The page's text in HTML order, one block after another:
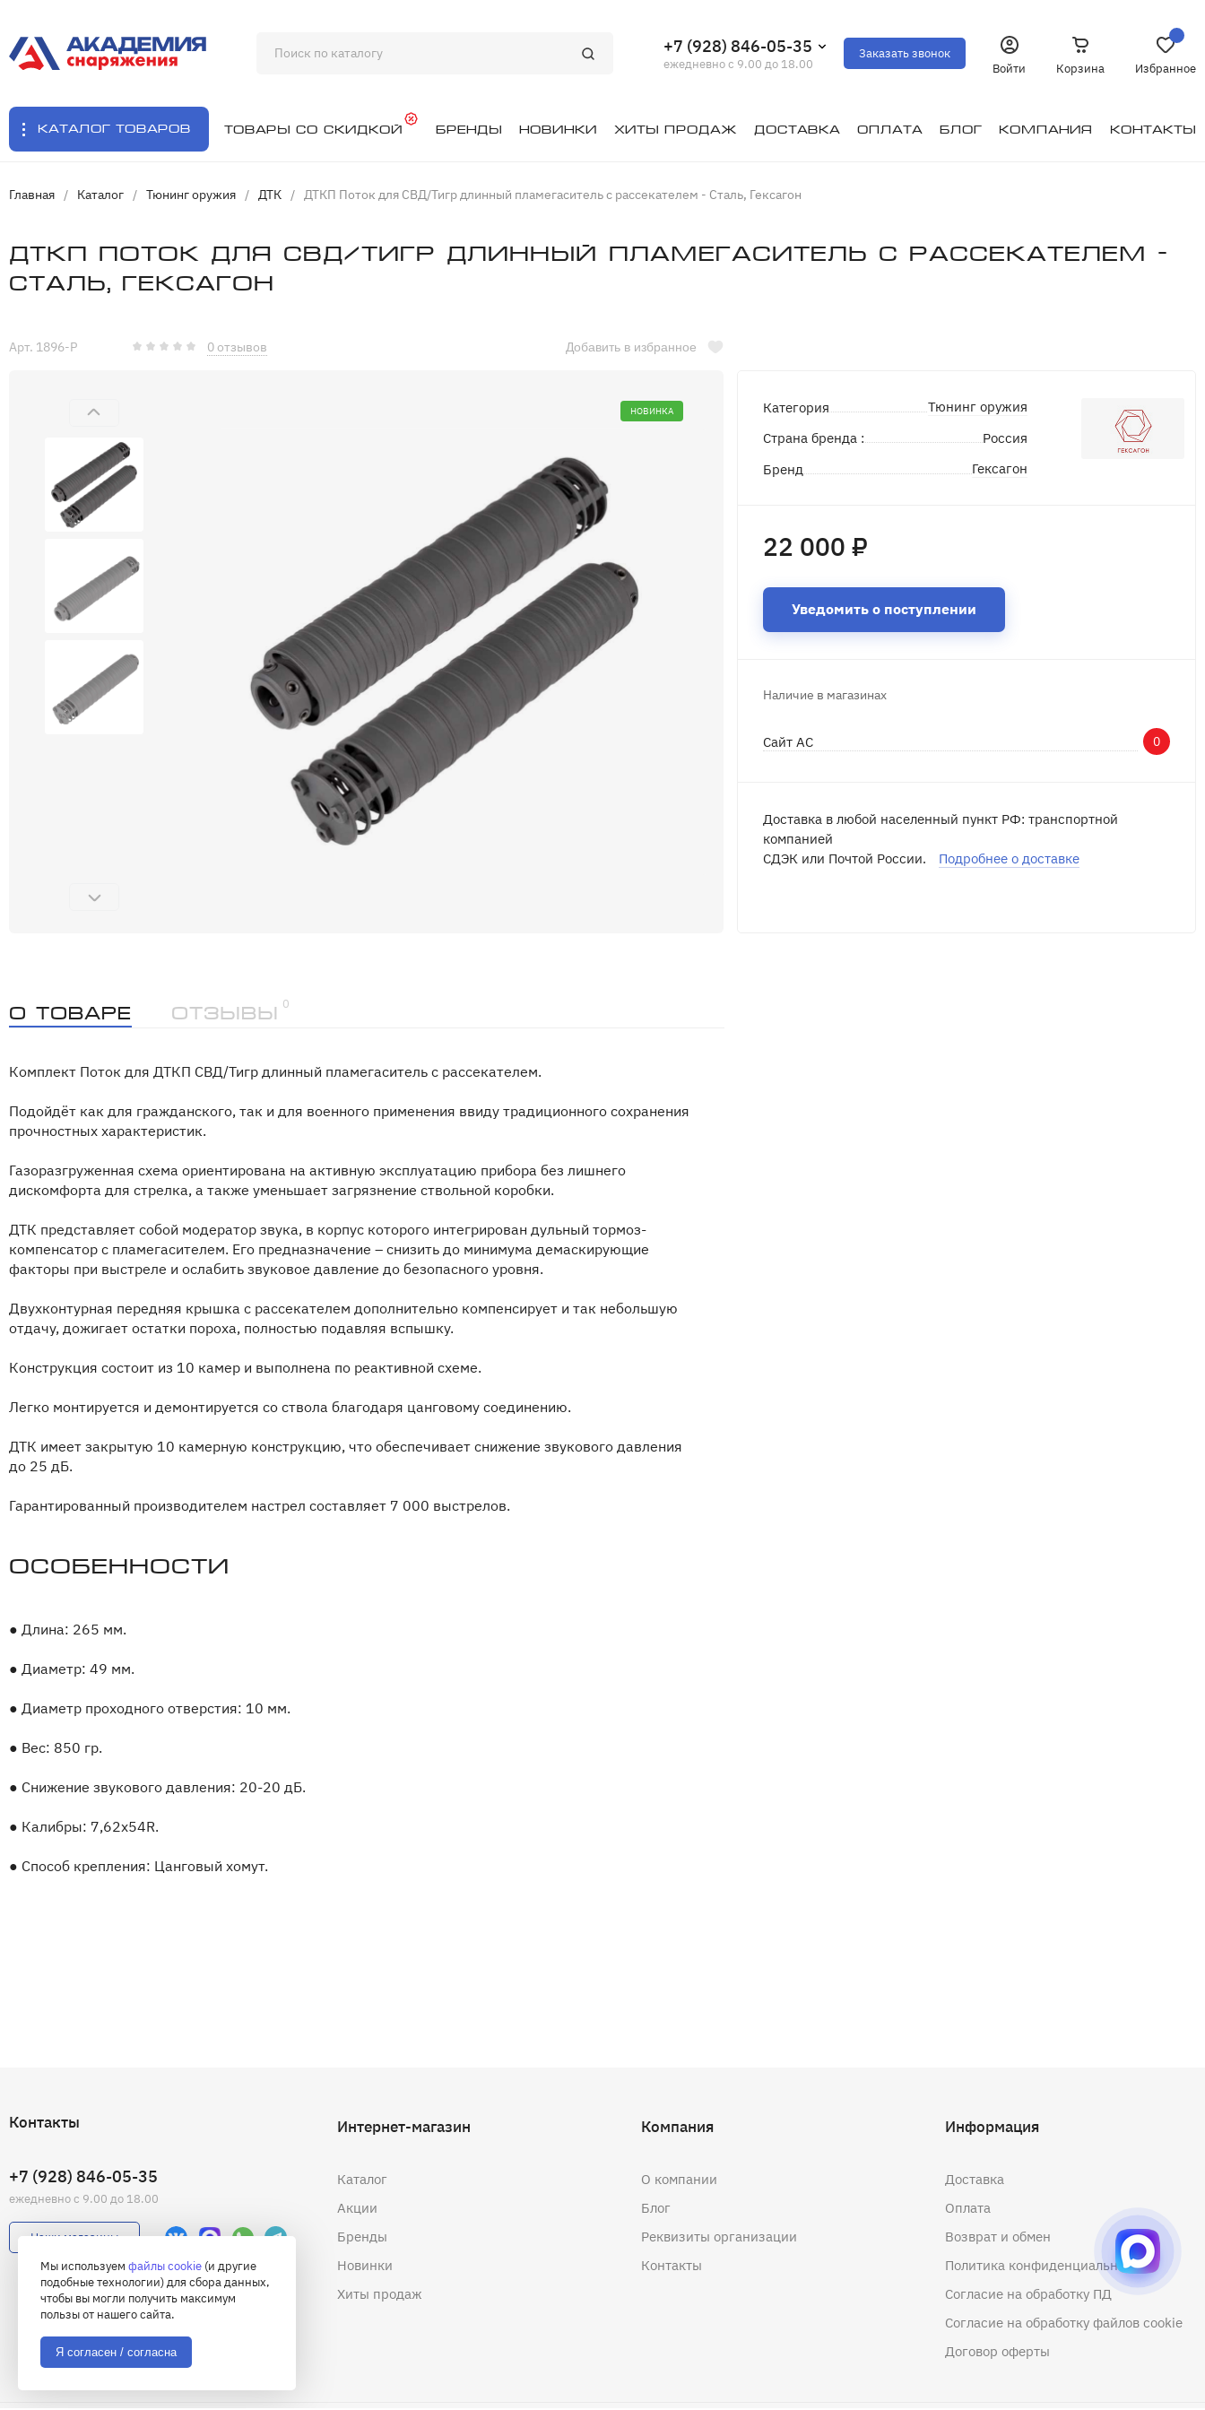
+7 (928) 846-05-35
ежедневно с 9.00 до 18.00
Заказать звонок
Войти
Корзина Избранное
Каталог товаров Товары со скидкой Бренды Новинки Хиты продаж Доставка Оплата Блог Компания Контакты
Главная / Каталог / Тюнинг оружия / ДТК / ДТКП Поток для СВД/Тигр длинный пламегаситель с рассекателем - Сталь, Гексагон
ДТКП Поток для СВД/Тигр длинный пламегаситель с рассекателем -
Сталь, Гексагон
Арт. 1896-P 0 отзывов Добавить в избранное
НОВИНКА Категория
Тюнинг оружия
Страна бренда :
Россия
Бренд
Гексагон
22 000 ₽
Уведомить о поступлении
Наличие в магазинах
Сайт АС 0
Доставка в любой населенный пункт РФ: транспортной
компанией
СДЭК или Почтой России.
Подробнее о доставке
О товаре Отзывы
0
Комплект Поток для ДТКП СВД/Тигр длинный пламегаситель с рассекателем.
Подойдёт как для гражданского, так и для военного применения ввиду традиционного сохранения
прочностных характеристик.
Газоразгруженная схема ориентирована на активную эксплуатацию прибора без лишнего
дискомфорта для стрелка, а также уменьшает загрязнение ствольной коробки.
ДТК представляет собой модератор звука, в корпус которого интегрирован дульный тормоз-
компенсатор с пламегасителем. Его предназначение – снизить до минимума демаскирующие
факторы при выстреле и ослабить звуковое давление до безопасного уровня.
Двухконтурная передняя крышка с рассекателем дополнительно компенсирует и так небольшую
отдачу, дожигает остатки пороха, полностью подавляя вспышку.
Конструкция состоит из 10 камер и выполнена по реактивной схеме.
Легко монтируется и демонтируется со ствола благодаря цанговому соединению.
ДТК имеет закрытую 10 камерную конструкцию, что обеспечивает снижение звукового давления
до 25 дБ.
Гарантированный производителем настрел составляет 7 000 выстрелов.
Особенности
● Длина: 265 мм.
● Диаметр: 49 мм.
● Диаметр проходного отверстия: 10 мм.
● Вес: 850 гр.
● Снижение звукового давления: 20-20 дБ.
● Калибры: 7,62х54R.
● Способ крепления: Цанговый хомут.
Контакты
+7 (928) 846-05-35
ежедневно с 9.00 до 18.00
Наши магазины
Интернет-магазин
Каталог
Акции
Бренды
Новинки
Хиты продаж
Компания
О компании
Блог
Реквизиты организации
Контакты
Информация
Доставка
Оплата
Возврат и обмен
Политика конфиденциальности
Согласие на обработку ПД
Согласие на обработку файлов cookie
Договор оферты
Мы используем файлы cookie (и другие
подобные технологии) для сбора данных,
чтобы вы могли получить максимум
пользы от нашего сайта.
Я согласен / согласна